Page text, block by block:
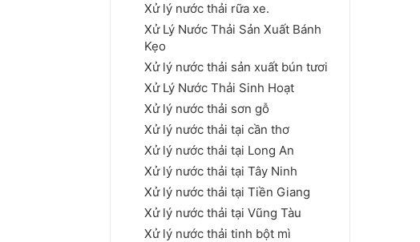
Xử lý nước thải rữa xe.
Xử Lý Nước Thải Sản Xuất Bánh
Kẹo
Xử lý nước thải sản xuất bún tươi
Xử Lý Nước Thải Sinh Hoạt
Xử lý nước thải sơn gỗ
Xử lý nước thải tại cần thơ
Xử lý nước thải tại Long An
Xử lý nước thải tại Tây Ninh
Xử lý nước thải tại Tiền Giang
Xử lý nước thải tại Vũng Tàu
Xử lý nước thải tinh bột mì